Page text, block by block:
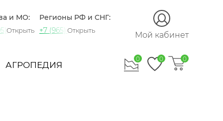
и МО:
721-60-15
Открыть
Регионы РФ и СНГ:
+7 (965) 420-10-10
Открыть Мой кабинет
АГРОПЕДИЯ
0 0 0